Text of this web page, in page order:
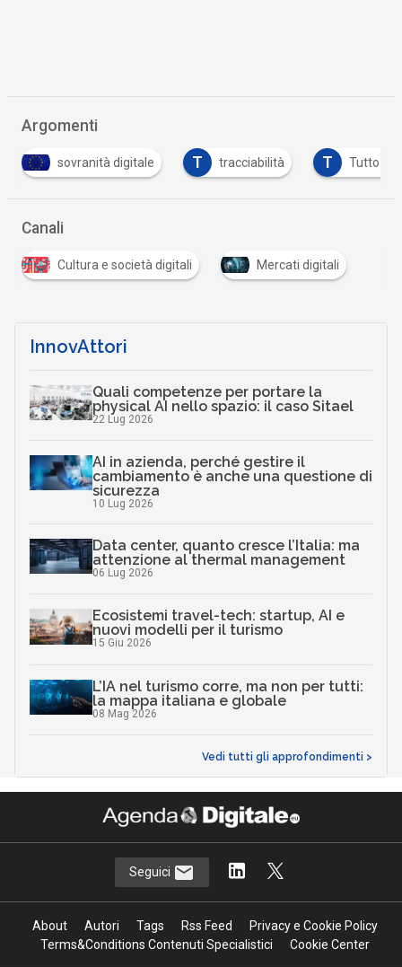
Argomenti
sovranità digitale T tracciabilità T Tutto su
Canali
Cultura e società digitali Mercati digitali
InnovAttori
Quali competenze per portare la
physical AI nello spazio: il caso Sitael
22 Lug 2026
AI in azienda, perché gestire il
cambiamento è anche una questione di
sicurezza
10 Lug 2026
Data center, quanto cresce l’Italia: ma
attenzione al thermal management
06 Lug 2026
Ecosistemi travel-tech: startup, AI e
nuovi modelli per il turismo
15 Giu 2026
L’IA nel turismo corre, ma non per tutti:
la mappa italiana e globale
08 Mag 2026
Vedi tutti gli approfondimenti >
Seguici
About Autori Tags Rss Feed
Privacy e Cookie Policy
Terms&Conditions Contenuti Specialistici
Cookie Center